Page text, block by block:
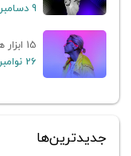
9 دسامبر 2024
15 ابزار هوش مصنوعی که کیفیت عکس را بالا می‌برند
26 نوامبر 2023
جدیدترین‌ها